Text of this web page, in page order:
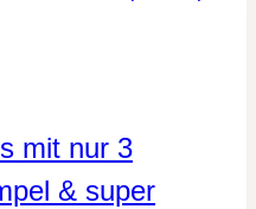
mit nur 3
& super